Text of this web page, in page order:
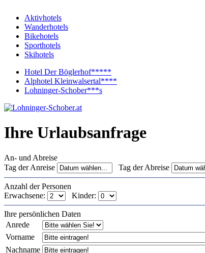
Aktivhotels
Wanderhotels
Bikehotels
Sporthotels
Skihotels
Hotel Der Böglerhof*****
Alphotel Kleinwalsertal****
Lohninger-Schober***s
Ihre Urlaubsanfrage
An- und Abreise
Tag der Anreise
Tag der Abreise
Anzahl der Personen
Erwachsene:
Kinder:
Ihre persönlichen Daten
Anrede
Vorname
Nachname